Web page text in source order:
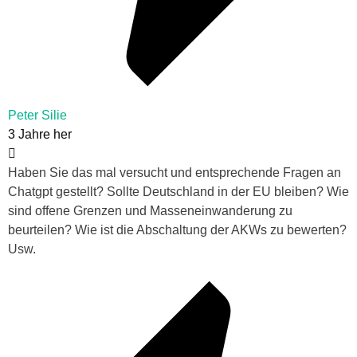
Peter Silie
3 Jahre her
Haben Sie das mal versucht und entsprechende Fragen an
Chatgpt gestellt? Sollte Deutschland in der EU bleiben? Wie
sind offene Grenzen und Masseneinwanderung zu
beurteilen? Wie ist die Abschaltung der AKWs zu bewerten?
Usw.